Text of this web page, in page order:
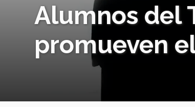
Alumnos del
promueven